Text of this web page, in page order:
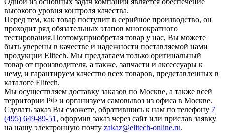
Одной из основных задач компании является обеспечение
высокого уровня контроля качества.
Перед тем, как товар поступит в серийное производство, он
проходит ряд обязательных этапов многократного
тестирования.Поэтому,приобретая товар у нас, Вы можете
быть уверены в качестве и надежности поставляемой нами
продукции Elitech. Мы предлагаем только оригинальный
товар от производителя, а также, запчасти и аксессуары к
нему, и гарантируем качество всех товаров, представленных в
каталоге Elitech.
Мы осуществляем доставку заказов по Москве, а также всей
территории РФ и организуем самовывоз из офиса в Москве.
Сделать заказ Вы сможете, обратившись к нам по телефону 7
(495) 649-89-51 , оформив заказ через сайт или прислав заявку
на нашу электронную почту zakaz@elitech-online.ru.